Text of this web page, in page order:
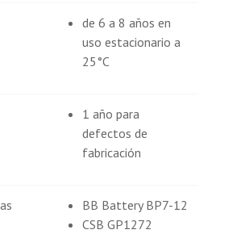
de 6 a 8 años en
uso estacionario a
25°C
1 año para
defectos de
fabricación
BB Battery BP7-12
CSB GP1272